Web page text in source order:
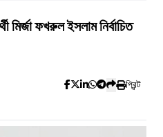
মির্জা ফখরুল ইসলাম নির্বাচিত
প্রিন্ট